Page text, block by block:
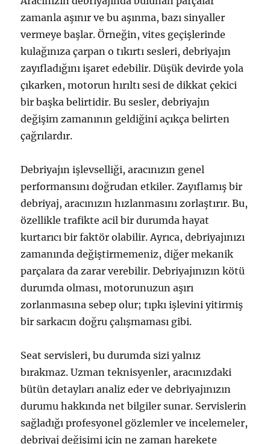
zamanla aşınır ve bu aşınma, bazı sinyaller
vermeye başlar. Örneğin, vites geçişlerinde
kulağınıza çarpan o tıkırtı sesleri, debriyajın
zayıfladığını işaret edebilir. Düşük devirde yola
çıkarken, motorun hırıltı sesi de dikkat çekici
bir başka belirtidir. Bu sesler, debriyajın
değişim zamanının geldiğini açıkça belirten
çağrılardır.
Debriyajın işlevselliği, aracınızın genel
performansını doğrudan etkiler. Zayıflamış bir
debriyaj, aracınızın hızlanmasını zorlaştırır. Bu,
özellikle trafikte acil bir durumda hayat
kurtarıcı bir faktör olabilir. Ayrıca, debriyajınızı
zamanında değiştirmemeniz, diğer mekanik
parçalara da zarar verebilir. Debriyajınızın kötü
durumda olması, motorunuzun aşırı
zorlanmasına sebep olur; tıpkı işlevini yitirmiş
bir sarkacın doğru çalışmaması gibi.
Seat servisleri, bu durumda sizi yalnız
bırakmaz. Uzman teknisyenler, aracınızdaki
bütün detayları analiz eder ve debriyajınızın
durumu hakkında net bilgiler sunar. Servislerin
sağladığı profesyonel gözlemler ve incelemeler,
debriyaj değişimi için ne zaman harekete